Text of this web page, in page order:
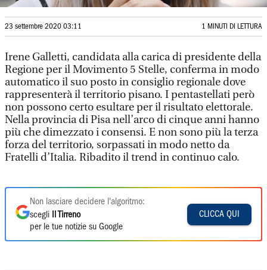
23 settembre 2020 03:11 1 MINUTI DI LETTURA
Irene Galletti, candidata alla carica di presidente della
Regione per il Movimento 5 Stelle, conferma in modo
automatico il suo posto in consiglio regionale dove
rappresenterà il territorio pisano. I pentastellati però
non possono certo esultare per il risultato elettorale.
Nella provincia di Pisa nell’arco di cinque anni hanno
più che dimezzato i consensi. E non sono più la terza
forza del territorio, sorpassati in modo netto da
Fratelli d’Italia. Ribadito il trend in continuo calo.
Non lasciare decidere l'algoritmo:
scegli
Il Tirreno
per le tue notizie su Google
CLICCA QUI